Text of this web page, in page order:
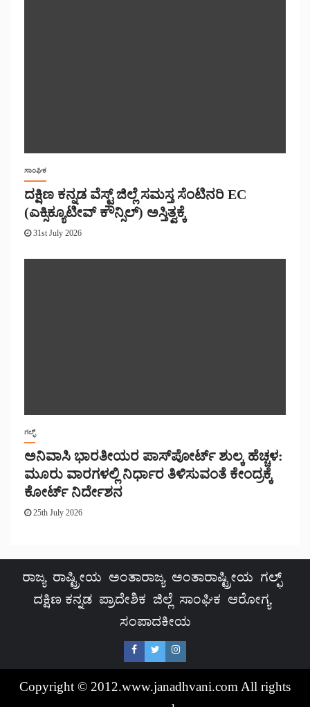
ಸಾಂಘಿಕ
ದಕ್ಷಿಣ ಕನ್ನಡ ವೆಸ್ಟ್ ಜಿಲ್ಲೆ ಸಮಸ್ತ ಸೆಂಟಿನರಿ EC
(ಎಕ್ಸಿಕ್ಯೂಟೀವ್ ಕೌನ್ಸಿಲ್) ಅಸ್ತಿತ್ವಕ್ಕೆ
31st July 2026
ಗಲ್ಫ್
ಅನಿವಾಸಿ ಭಾರತೀಯರ ಪಾಸ್‌ಪೋರ್ಟ್ ಶುಲ್ಕ ಹೆಚ್ಚಳ:
ಮೂರು ವಾರಗಳಲ್ಲಿ ನಿರ್ಧಾರ ತಿಳಿಸುವಂತೆ ಕೇಂದ್ರಕ್ಕೆ
ಕೋರ್ಟ್ ನಿರ್ದೇಶನ
25th July 2026
ರಾಜ್ಯ ರಾಷ್ಟ್ರೀಯ ಅಂತಾರಾಜ್ಯ ಅಂತಾರಾಷ್ಟ್ರೀಯ ಗಲ್ಫ್
ದಕ್ಷಿಣ ಕನ್ನಡ ಪ್ರಾದೇಶಿಕ ಜಿಲ್ಲೆ ಸಾಂಘಿಕ ಆರೋಗ್ಯ
ಸಂಪಾದಕೀಯ
Copyright © 2012.www.janadhvani.com All rights